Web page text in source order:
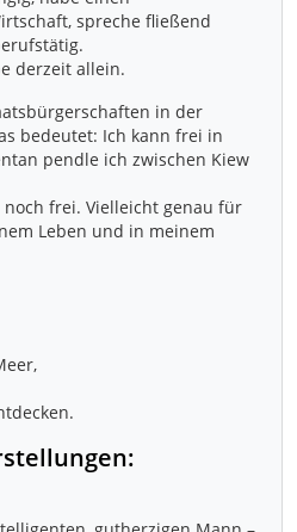
spreche fließend
derzeit allein.
in der
bedeutet: Ich kann frei in
pendle ich zwischen Kiew
frei. Vielleicht genau für
Leben und in meinem